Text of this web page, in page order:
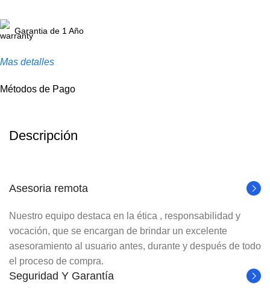
Garantia de 1 Año
Mas detalles
Métodos de Pago
Descripción
Asesoria remota
Nuestro equipo destaca en la ética , responsabilidad y
vocación, que se encargan de brindar un excelente
asesoramiento al usuario antes, durante y después de todo
el proceso de compra.
Seguridad Y Garantía